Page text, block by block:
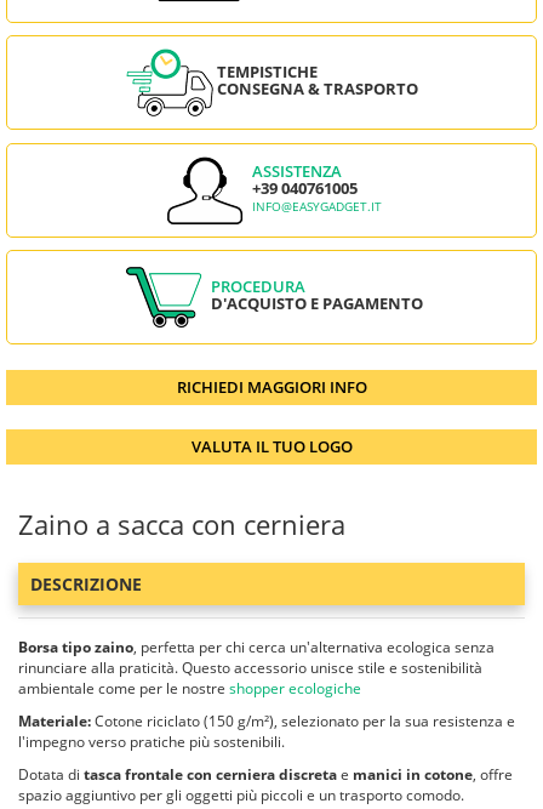
TEMPISTICHE
CONSEGNA & TRASPORTO
ASSISTENZA
+39 040761005
INFO@EASYGADGET.IT
PROCEDURA
D'ACQUISTO E PAGAMENTO
RICHIEDI MAGGIORI INFO
VALUTA IL TUO LOGO
Zaino a sacca con cerniera
DESCRIZIONE
Borsa tipo zaino, perfetta per chi cerca un'alternativa ecologica senza
rinunciare alla praticità. Questo accessorio unisce stile e sostenibilità
ambientale come per le nostre shopper ecologiche
Materiale:Cotone riciclato (150 g/m²), selezionato per la sua resistenza e
l'impegno verso pratiche più sostenibili.
Dotata di tasca frontale con cerniera discretae manici in cotone, offre
spazio aggiuntivo per gli oggetti più piccoli e un trasporto comodo.